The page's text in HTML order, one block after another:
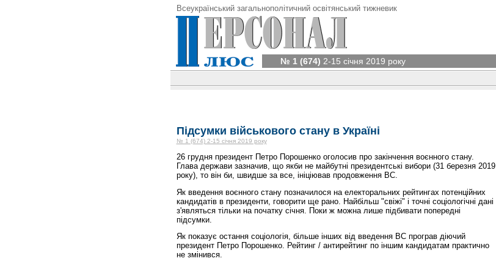
Всеукраїнський загальнополітичний освітянський тижневик
№ 1 (674) 2-15 січня 2019 року
Підсумки військового стану в Україні
№ 1 (674) 2-15 січня 2019 року
26 грудня президент Петро Порошенко оголосив про закінчення воєнного стану.
Глава держави зазначив, що якби не майбутні президентські вибори (31 березня 2019
року), то він би, швидше за все, ініціював продовження ВС.
Як введення воєнного стану позначилося на електоральних рейтингах потенційних
кандидатів в президенти, говорити ще рано. Найбільш "свіжі" і точні соціологічні дані
з'являться тільки на початку січня. Поки ж можна лише підбивати попередні
підсумки.
Як показує остання соціологія, більше інших від введення ВС програв діючий
президент Петро Порошенко. Рейтинг / антирейтинг по іншим кандидатам практично
не змінився.